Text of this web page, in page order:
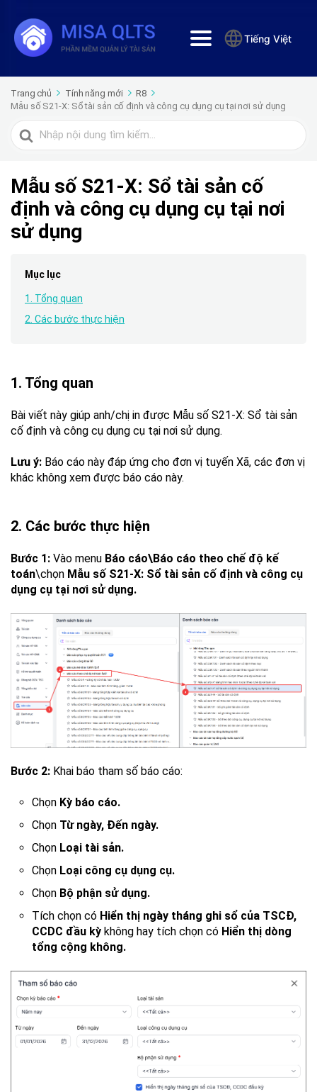
Tiếng Việt
Trang chủ Tính năng mới
R8
Mẫu số S21-X: Sổ tài sản cố định và công cụ dụng cụ tại nơi sử dụng
Tìm
kiếm
Mẫu số S21-X: Sổ tài sản cố
định và công cụ dụng cụ tại nơi
sử dụng
Mục lục
1. Tổng quan
2. Các bước thực hiện
1. Tổng quan
Bài viết này giúp anh/chị in được Mẫu số S21-X: Sổ tài sản
cố định và công cụ dụng cụ tại nơi sử dụng.
Lưu ý: Báo cáo này đáp ứng cho đơn vị tuyến Xã, các đơn vị
khác không xem được báo cáo này.
2. Các bước thực hiện
Bước 1: Vào menu Báo cáo\Báo cáo theo chế độ kế
toán\chọn Mẫu số S21-X: Sổ tài sản cố định và công cụ
dụng cụ tại nơi sử dụng.
Bước 2: Khai báo tham số báo cáo:
Chọn Kỳ báo cáo.
Chọn Từ ngày, Đến ngày.
Chọn Loại tài sản.
Chọn Loại công cụ dụng cụ.
Chọn Bộ phận sử dụng.
Tích chọn có Hiển thị ngày tháng ghi sổ của TSCĐ,
CCDC đầu kỳ không hay tích chọn có Hiển thị dòng
tổng cộng không.